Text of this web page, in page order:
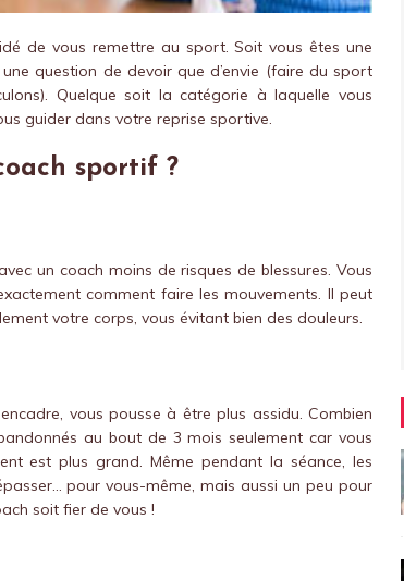
de vous remettre au sport. Soit vous êtes une
question de devoir que d’envie (faire du sport
Quelque soit la catégorie à laquelle vous
guider dans votre reprise sportive.
sportif ?
un coach moins de risques de blessures. Vous
comment faire les mouvements. Il peut
votre corps, vous évitant bien des douleurs.
vous pousse à être plus assidu. Combien
au bout de 3 mois seulement car vous
est plus grand. Même pendant la séance, les
pour vous-même, mais aussi un peu pour
soit fier de vous !